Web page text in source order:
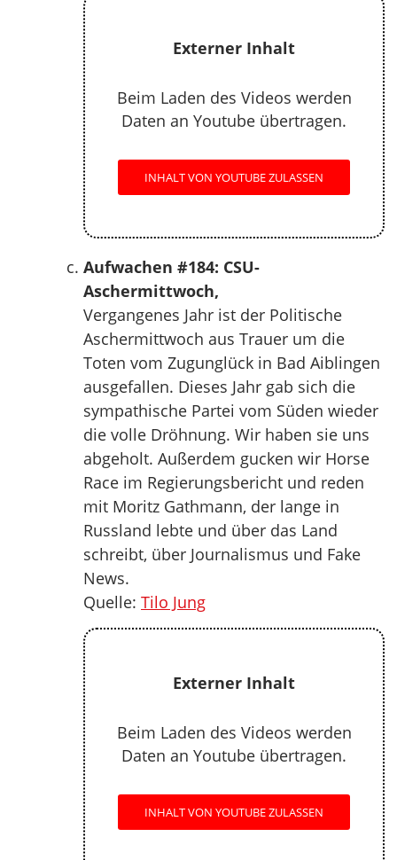
Externer Inhalt
Beim Laden des Videos werden
Daten an Youtube übertragen.
INHALT VON YOUTUBE ZULASSEN
Aufwachen #184: CSU-
Aschermittwoch,
Vergangenes Jahr ist der Politische
Aschermittwoch aus Trauer um die
Toten vom Zugunglück in Bad Aiblingen
ausgefallen. Dieses Jahr gab sich die
sympathische Partei vom Süden wieder
die volle Dröhnung. Wir haben sie uns
abgeholt. Außerdem gucken wir Horse
Race im Regierungsbericht und reden
mit Moritz Gathmann, der lange in
Russland lebte und über das Land
schreibt, über Journalismus und Fake
News.
Quelle: Tilo Jung
Externer Inhalt
Beim Laden des Videos werden
Daten an Youtube übertragen.
INHALT VON YOUTUBE ZULASSEN